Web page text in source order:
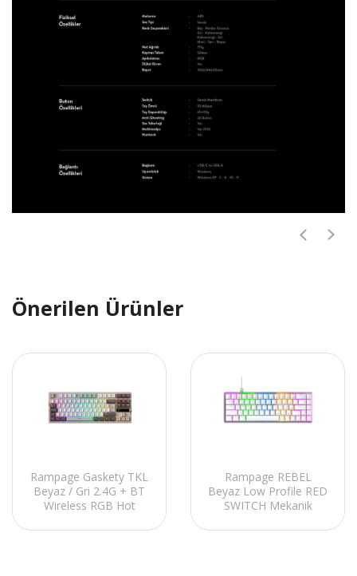
Önerilen Ürünler
Rampage Gaskety TKL
Beyaz / Gri 2.4G + BT
Wireless RGB Hot
Türkçe Q PBT Keycaps
Rampage REBEL
Beyaz Low Profile RED
SWITCH Mekanik
US Layout English